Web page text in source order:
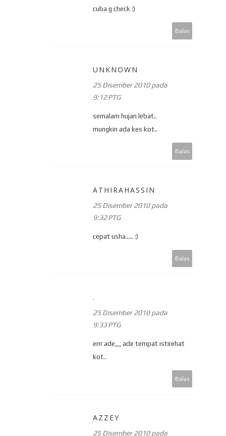
cuba g check :)
Balas
UNKNOWN
25 Disember 2010 pada
9:12 PTG
semalam hujan lebat..
mungkin ada kes kot..
Balas
ATHIRAHASSIN
25 Disember 2010 pada
9:32 PTG
cepat usha..... :)
Balas
.
25 Disember 2010 pada
9:33 PTG
errr ade,,,, ade tempat istirehat
kot..
Balas
AZZEY
25 Disember 2010 pada